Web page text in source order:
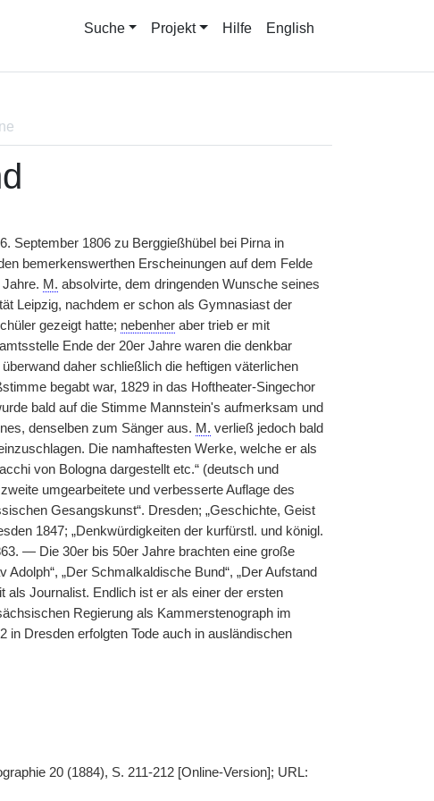
Suche Projekt Hilfe English
September 1806 zu Berggießhübel bei Pirna in
bemerkenswerthen Erscheinungen auf dem Felde
M. absolvirte, dem dringenden Wunsche seines
Leipzig, nachdem er schon als Gymnasiast der
gezeigt hatte; nebenheraber trieb er mit
Ende der 20er Jahre waren die denkbar
daher schließlich die heftigen väterlichen
begabt war, 1829 in das Hoftheater-Singechor
bald auf die Stimme Mannstein's aufmerksam und
denselben zum Sänger aus. M. verließ jedoch bald
Die namhaftesten Werke, welche er als
von Bologna dargestellt etc.“ (deutsch und
umgearbeitete und verbesserte Auflage des
Gesangskunst“. Dresden; „Geschichte, Geist
1847; „Denkwürdigkeiten der kurfürstl. und königl.
— Die 30er bis 50er Jahre brachten eine große
„Der Schmalkaldische Bund“, „Der Aufstand
als Journalist. Endlich ist er als einer der ersten
Regierung als Kammerstenograph im
in Dresden erfolgten Tode auch in ausländischen
20 (1884), S. 211-212 [Online-Version]; URL: